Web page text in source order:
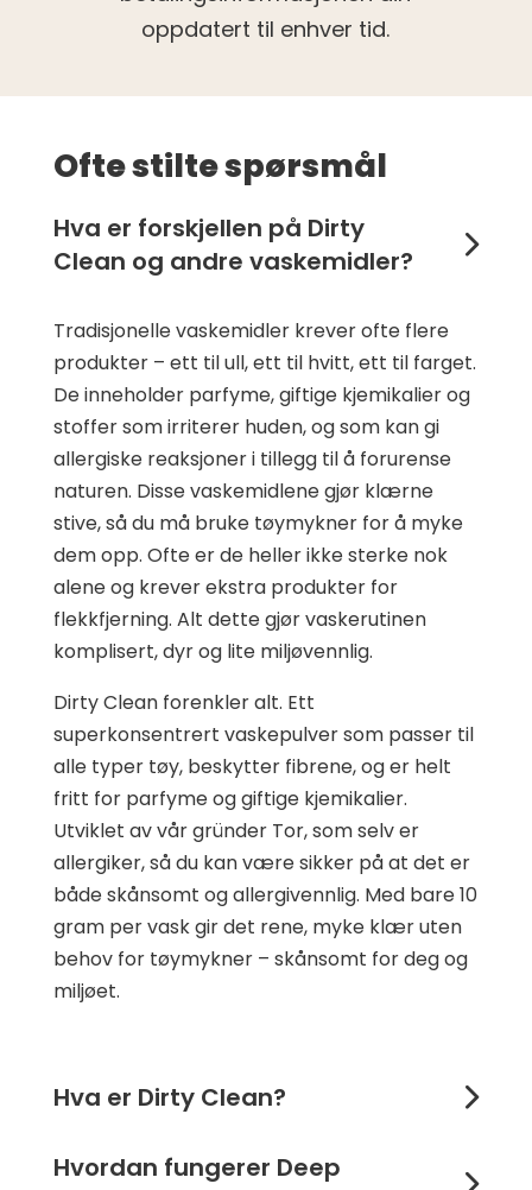
oppdatert til enhver tid.
Ofte stilte spørsmål
Hva er forskjellen på Dirty
Clean og andre vaskemidler?
Tradisjonelle vaskemidler krever ofte flere
produkter – ett til ull, ett til hvitt, ett til farget.
De inneholder parfyme, giftige kjemikalier og
stoffer som irriterer huden, og som kan gi
allergiske reaksjoner i tillegg til å forurense
naturen. Disse vaskemidlene gjør klærne
stive, så du må bruke tøymykner for å myke
dem opp. Ofte er de heller ikke sterke nok
alene og krever ekstra produkter for
flekkfjerning. Alt dette gjør vaskerutinen
komplisert, dyr og lite miljøvennlig.
Dirty Clean forenkler alt. Ett
superkonsentrert vaskepulver som passer til
alle typer tøy, beskytter fibrene, og er helt
fritt for parfyme og giftige kjemikalier.
Utviklet av vår gründer Tor, som selv er
allergiker, så du kan være sikker på at det er
både skånsomt og allergivennlig. Med bare 10
gram per vask gir det rene, myke klær uten
behov for tøymykner – skånsomt for deg og
miljøet.
Hva er Dirty Clean?
Hvordan fungerer Deep